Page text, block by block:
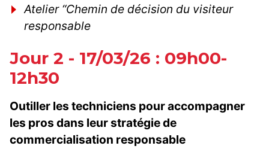
Atelier “Chemin de décision du visiteur
responsable
Jour 2 - 17/03/26 : 09h00-
12h30
Outiller les techniciens pour accompagner
les pros dans leur stratégie de
commercialisation responsable